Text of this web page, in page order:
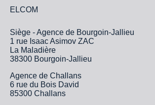
ELCOM
Siège - Agence de Bourgoin-Jallieu
1 rue Isaac Asimov ZAC
La Maladière
38300 Bourgoin-Jallieu
Agence de Challans
6 rue du Bois David
85300 Challans